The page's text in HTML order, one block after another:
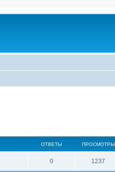
ОТВЕТЫ ПРОСМОТРЫ
0 1237